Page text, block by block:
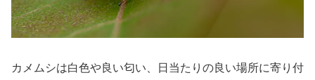
カメムシは白色や良い匂い、日当たりの良い場所に寄り付